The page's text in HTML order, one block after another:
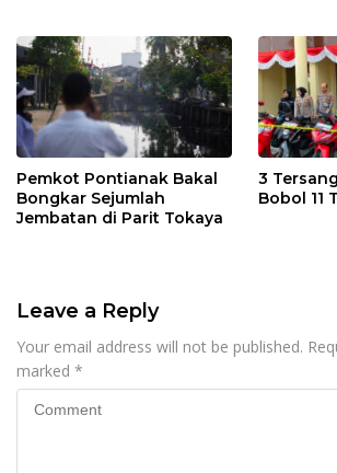
Pemkot Pontianak Bakal
Bongkar Sejumlah
Jembatan di Parit Tokaya
3
Bobol 11
Leave a Reply
Your email address will not be published.
marked *